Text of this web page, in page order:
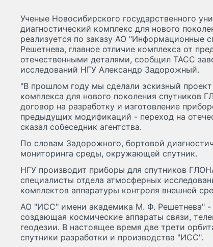
Ученые Новосибирского государственного
диагностический комплекс для нового
реализуется по заказу АО "Информационные
Решетнева, главное отличие комплекса от
отечественными деталями, сообщил ТАСС
исследований НГУ Александр Задорожный.
"В прошлом году мы сделали эскизный проект
комплекса для нового поколения спутников
договор на разработку и изготовление
предыдущих модификаций - переход на
сказал собеседник агентства.
По словам Задорожного, бортовой
мониторинга среды, окружающей спутник.
НГУ производит приборы для спутников
специалисты отдела атмосферных
комплектов аппаратуры контроля внешней
АО "ИСС" имени академика М. Ф. Решетнева" -
создающая космические аппараты связи,
геодезии. В настоящее время две трети
спутники разработки и производства "ИСС".